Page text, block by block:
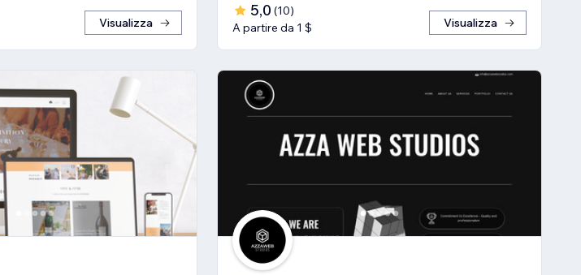
Visualizza
5,0 (10)
A partire da 1 $
Visualizza